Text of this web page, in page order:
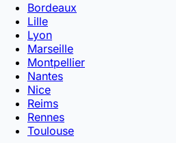
Bordeaux
Lille
Lyon
Marseille
Montpellier
Nantes
Nice
Reims
Rennes
Toulouse